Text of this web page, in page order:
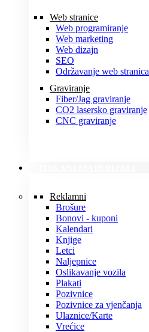
Web stranice
Web programiranje
Web marketing
Web dizajn
SEO
Održavanje web stranica
Graviranje
Fiber/Jag graviranje
CO2 lasersko graviranje
CNC graviranje
Reklamni
Brošure
Bonovi - kuponi
Kalendari
Knjige
Letci
Naljepnice
Oslikavanje vozila
Plakati
Pozivnice
Pozivnice za vjenčanja
Ulaznice/Karte
Vrećice